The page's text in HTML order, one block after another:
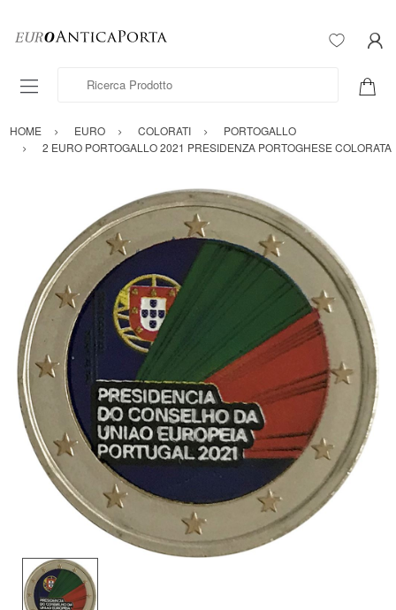
Ricerca Prodotto
HOME EURO COLORATI
PORTOGALLO
2 EURO PORTOGALLO 2021 PRESIDENZA PORTOGHESE COLORATA